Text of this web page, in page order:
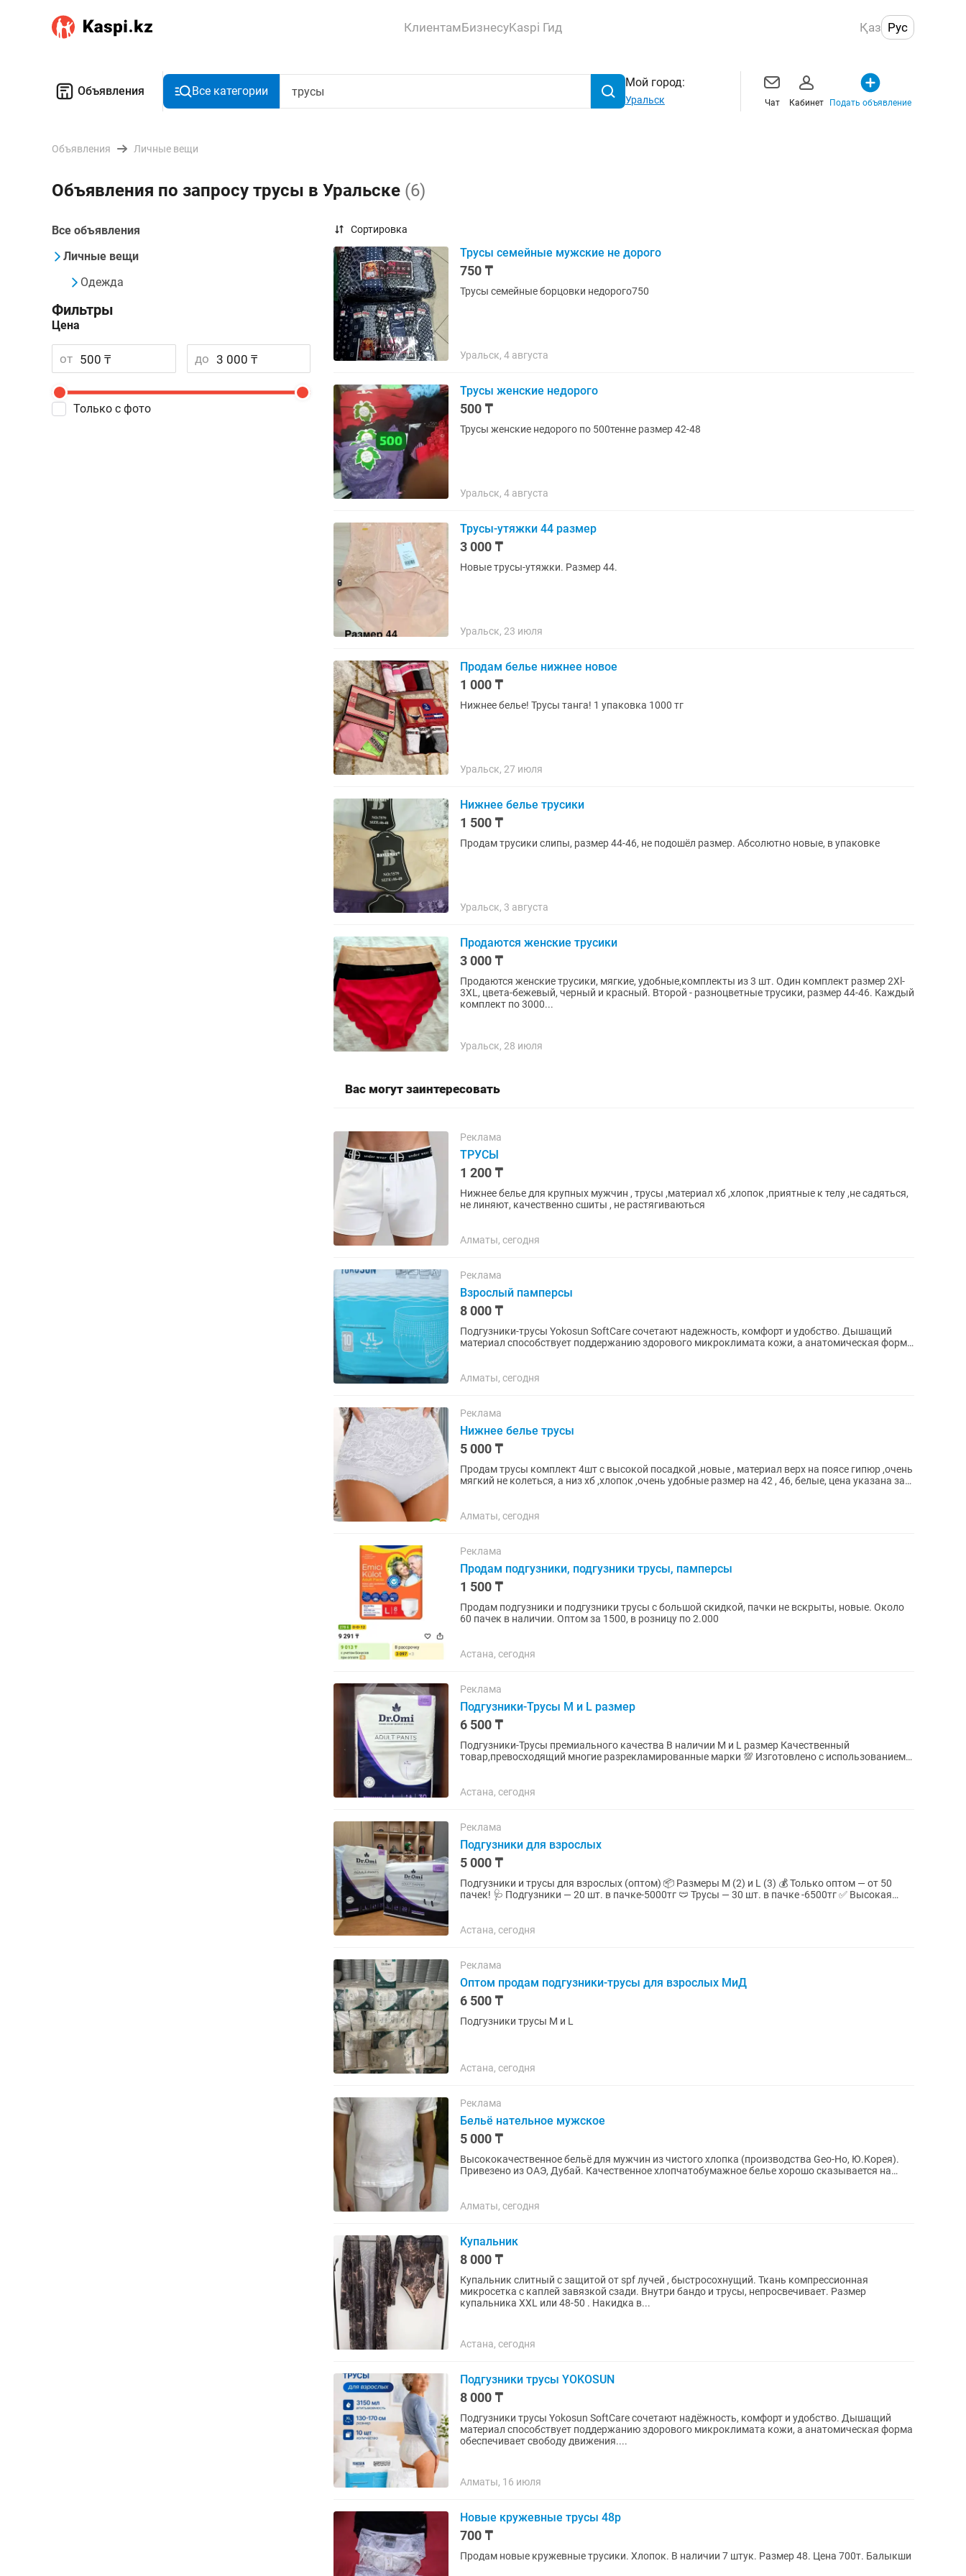
КлиентамБизнесуKaspi Гид Қаз Рус
Объявления Все категории
Мой город:
Уральск Чат Кабинет Подать объявление
Объявления Личные вещи
Объявления по запросу трусы в Уральске (6)
Все объявления
Личные вещи
Одежда
Фильтры
Цена
от до
Только с фото
Сортировка
Трусы семейные мужские не дорого
750 ₸
Трусы семейные борцовки недорого750
Уральск, 4 августа
Трусы женские недорого
500 ₸
Трусы женские недорого по 500тенне размер 42-48
Уральск, 4 августа
Трусы-утяжки 44 размер
3 000 ₸
Новые трусы-утяжки. Размер 44.
Уральск, 23 июля
Продам белье нижнее новое
1 000 ₸
Нижнее белье! Трусы танга! 1 упаковка 1000 тг
Уральск, 27 июля
Нижнее белье трусики
1 500 ₸
Продам трусики слипы, размер 44-46, не подошёл размер. Абсолютно новые, в упаковке
Уральск, 3 августа
Продаются женские трусики
3 000 ₸
Продаются женские трусики, мягкие, удобные,комплекты из 3 шт. Один комплект размер 2Xl-
3XL, цвета-бежевый, черный и красный. Второй - разноцветные трусики, размер 44-46. Каждый
комплект по 3000...
Уральск, 28 июля
Вас могут заинтересовать
Реклама
ТРУСЫ
1 200 ₸
Нижнее белье для крупных мужчин , трусы ,материал хб ,хлопок ,приятные к телу ,не садяться,
не линяют, качественно сшиты , не растягиваються
Алматы, сегодня
Реклама
Взрослый памперсы
8 000 ₸
Подгузники-трусы Yokosun SoftCare сочетают надежность, комфорт и удобство. Дышащий
материал способствует поддержанию здорового микроклимата кожи, а анатомическая форма
Алматы, сегодня
Реклама
Нижнее белье трусы
5 000 ₸
Продам трусы комплект 4шт с высокой посадкой ,новые , материал верх на поясе гипюр ,очень
мягкий не колеться, а низ хб ,хлопок ,очень удобные размер на 42 , 46, белые, цена указана за
Алматы, сегодня
Реклама
Продам подгузники, подгузники трусы, памперсы
1 500 ₸
Продам подгузники и подгузники трусы с большой скидкой, пачки не вскрыты, новые. Около
60 пачек в наличии. Оптом за 1500, в розницу по 2.000
Астана, сегодня
Реклама
Подгузники-Трусы M и L размер
6 500 ₸
Подгузники-Трусы премиального качества В наличии М и L размер Качественный
товар,превосходящий многие разрекламированные марки 💯 Изготовлено с использованием
Астана, сегодня
Реклама
Подгузники для взрослых
5 000 ₸
Подгузники и трусы для взрослых (оптом) 📦 Размеры M (2) и L (3) 💰 Только оптом — от 50
пачек! 🩺 Подгузники — 20 шт. в пачке-5000тг 🩲 Трусы — 30 шт. в пачке -6500тг ✅ Высокая
Астана, сегодня
Реклама
Оптом продам подгузники-трусы для взрослых МиД
6 500 ₸
Подгузники трусы M и L
Астана, сегодня
Реклама
Бельё нательное мужское
5 000 ₸
Высококачественное бельё для мужчин из чистого хлопка (производства Geo-Ho, Ю.Корея).
Привезено из ОАЭ, Дубай. Качественное хлопчатобумажное белье хорошо сказывается на
Алматы, сегодня
Купальник
8 000 ₸
Купальник слитный с защитой от spf лучей , быстросохнущий. Ткань компрессионная
микросетка с каплей завязкой сзади. Внутри бандо и трусы, непросвечивает. Размер
купальника XXL или 48-50 . Накидка в...
Астана, сегодня
Подгузники трусы YOKOSUN
8 000 ₸
Подгузники трусы Yokosun SoftCare сочетают надёжность, комфорт и удобство. Дышащий
материал способствует поддержанию здорового микроклимата кожи, а анатомическая форма
обеспечивает свободу движения....
Алматы, 16 июля
Новые кружевные трусы 48р
700 ₸
Продам новые кружевные трусики. Хлопок. В наличии 7 штук. Размер 48. Цена 700т. Балыкши